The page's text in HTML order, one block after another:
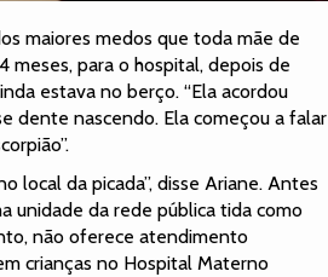
maiores medos que toda mãe de
meses, para o hospital, depois de
estava no berço. “Ela acordou
dente nascendo. Ela começou a falar
local da picada”, disse Ariane. Antes
unidade da rede pública tida como
não oferece atendimento
crianças no Hospital Materno